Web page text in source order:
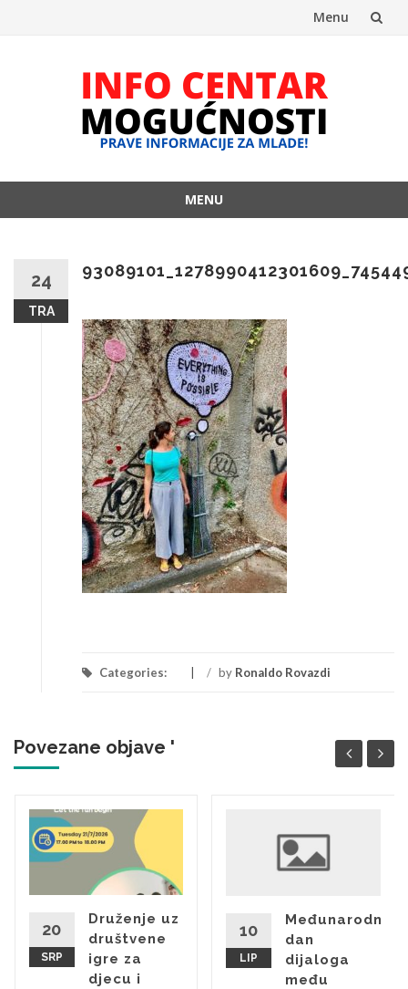
Menu
MENU
24
TRA
Categories: / by Ronaldo Rovazdi
Povezane objave '
20
SRP
Druženje uz
društvene
igre za
djecu i
10
LIP
Međunarodni
dan
dijaloga
među